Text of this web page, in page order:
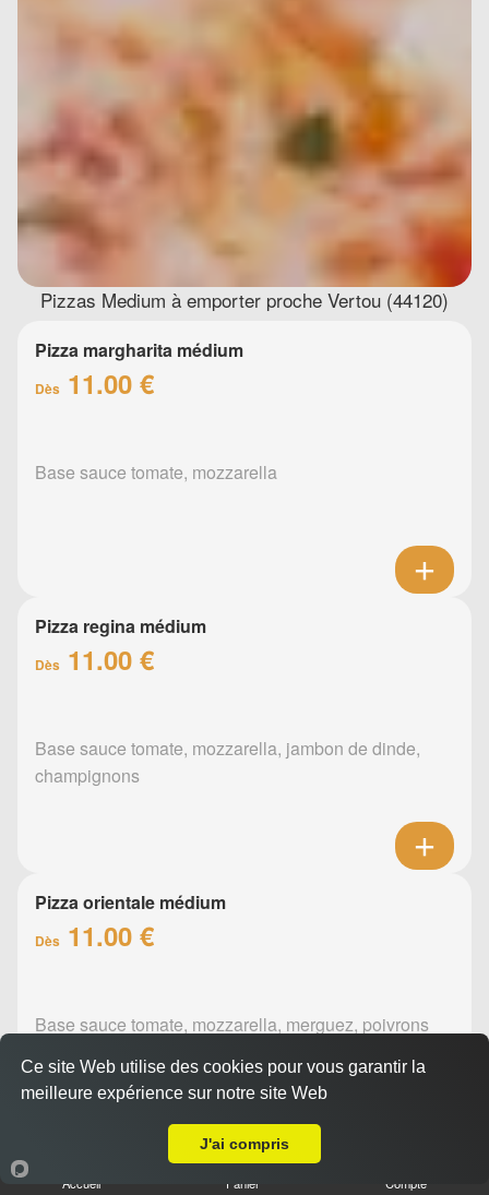
Pizzas Medium à emporter proche Vertou (44120)
Pizza margharita médium
Dès 11.00 €
Base sauce tomate, mozzarella
Pizza regina médium
Dès 11.00 €
Base sauce tomate, mozzarella, jambon de dinde,
champignons
Pizza orientale médium
Dès 11.00 €
Base sauce tomate, mozzarella, merguez, poivrons
Pizza barbecue médium
Accueil Panier Compte
Ce site Web utilise des cookies pour vous garantir la
meilleure expérience sur notre site Web
J'ai compris